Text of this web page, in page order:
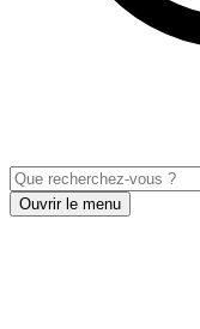
Ouvrir le menu